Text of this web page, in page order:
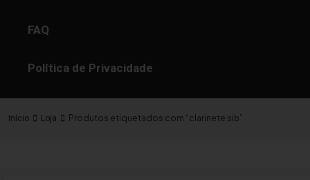
FAQ
Política de Privacidade
Início Loja Produtos etiquetados com “clarinete sib”